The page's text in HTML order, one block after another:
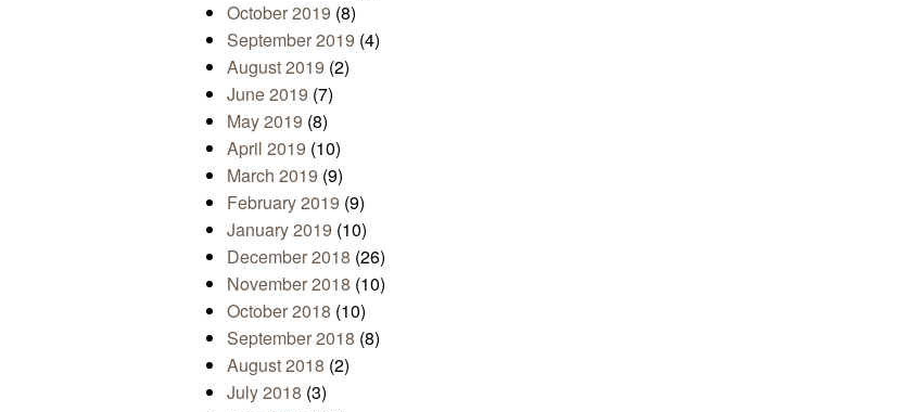
October 2019 (8)
September 2019 (4)
August 2019 (2)
June 2019 (7)
May 2019 (8)
April 2019 (10)
March 2019 (9)
February 2019 (9)
January 2019 (10)
December 2018 (26)
November 2018 (10)
October 2018 (10)
September 2018 (8)
August 2018 (2)
July 2018 (3)